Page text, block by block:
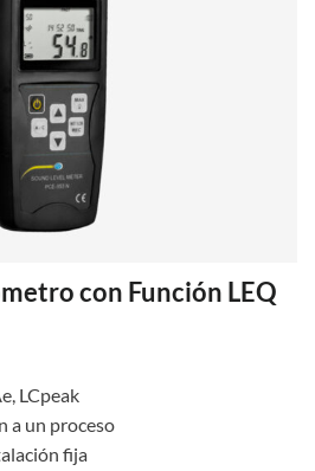
con Función LEQ
LCpeak
a un proceso
fija